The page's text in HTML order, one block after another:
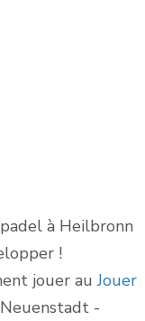
à Heilbronn
!
jouer auJouer
-